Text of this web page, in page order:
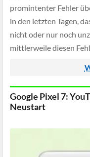
promintenter Fehler
in den letzten Tagen,
nicht oder nur noch
mittlerweile diesen
Google Pixel 7:
Neustart